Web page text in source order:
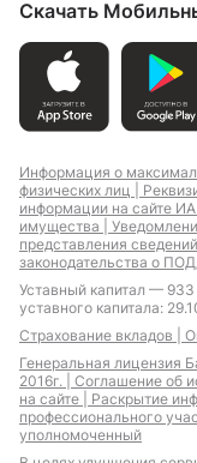
Скачать
Информация о
физических лиц |
информации на сайте ИА
имущества |
представления
законодательства о
Уставный капитал —
уставного капитала:
Страхование вкладов |
Генеральная лицензия
2016г. | Соглашение об
на сайте | Раскрытие
профессионального
уполномоченный